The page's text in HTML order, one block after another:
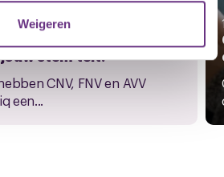
uw gebruik van hun services.
op elk moment wijzigen of
of door te klikken op
linksonder op de
Weigeren
stem telt!
CNV, FNV en AVV
een...